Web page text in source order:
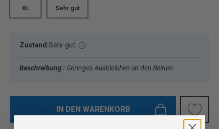
XL Sehr gut
Zustand:Sehr gut
Beschreibung : Geringes Ausbleichen an den Beinen.
IN DEN WARENKORB